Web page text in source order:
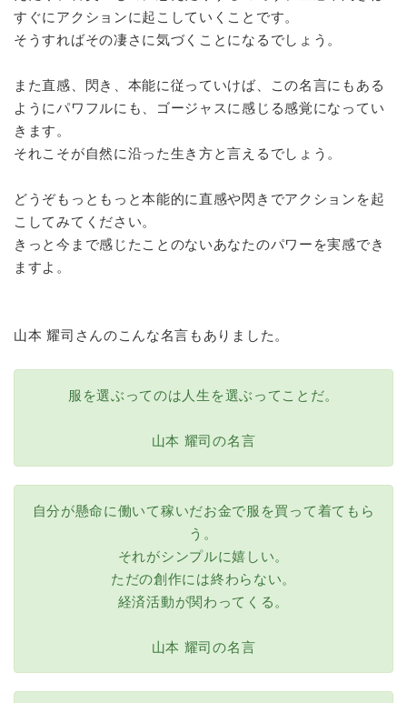
すぐにアクションに起こしていくことです。
そうすればその凄さに気づくことになるでしょう。
また直感、閃き、本能に従っていけば、この名言にもある
ようにパワフルにも、ゴージャスに感じる感覚になってい
きます。
それこそが自然に沿った生き方と言えるでしょう。
どうぞもっともっと本能的に直感や閃きでアクションを起
こしてみてください。
きっと今まで感じたことのないあなたのパワーを実感でき
ますよ。
山本 耀司さんのこんな名言もありました。
服を選ぶってのは人生を選ぶってことだ。
山本 耀司の名言
自分が懸命に働いて稼いだお金で服を買って着てもら
う。
それがシンプルに嬉しい。
ただの創作には終わらない。
経済活動が関わってくる。
山本 耀司の名言